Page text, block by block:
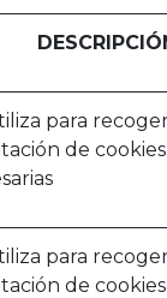
para
de cookies
para
de